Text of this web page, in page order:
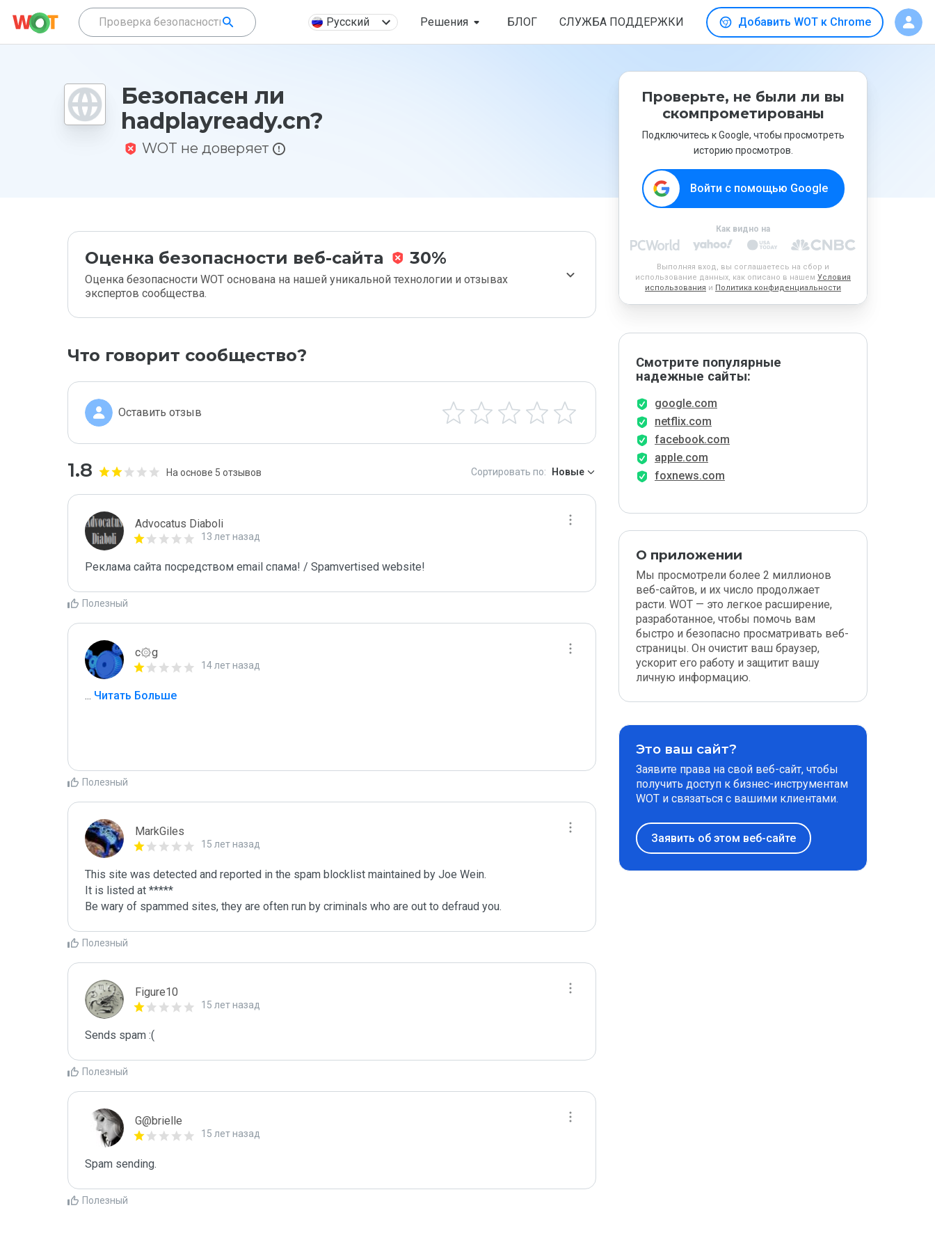
Русский Решения БЛОГ СЛУЖБА ПОДДЕРЖКИ Добавить WOT к Chrome
Безопасен ли
hadplayready.cn?
WOT не доверяет
Оценка безопасности веб-сайта 30%
Оценка безопасности WOT основана на нашей уникальной технологии и отзывах
экспертов сообщества.
Что говорит сообщество?
Оставить отзыв
1.8 На основе 5 отзывов Сортировать по: Новые
Advocatus Diaboli
13 лет назад
Реклама сайта посредством email спама! / Spamvertised website!
Полезный
c۞g
14 лет назад
... Читать Больше
Полезный
MarkGiles
15 лет назад
This site was detected and reported in the spam blocklist maintained by Joe Wein.
It is listed at *****
Be wary of spammed sites, they are often run by criminals who are out to defraud you.
Полезный
Figure10
15 лет назад
Sends spam :(
Полезный
G@brielle
15 лет назад
Spam sending.
Полезный
Проверьте, не были ли вы
скомпрометированы
Подключитесь к Google, чтобы просмотреть
историю просмотров.
Войти с помощью Google
Как видно на
Выполняя вход, вы соглашаетесь на сбор и
использование данных, как описано в нашем Условия
использования и Политика конфиденциальности
Смотрите популярные
надежные сайты:
google.com
netflix.com
facebook.com
apple.com
foxnews.com
О приложении
Мы просмотрели более 2 миллионов
веб-сайтов, и их число продолжает
расти. WOT — это легкое расширение,
разработанное, чтобы помочь вам
быстро и безопасно просматривать веб-
страницы. Он очистит ваш браузер,
ускорит его работу и защитит вашу
личную информацию.
Это ваш сайт?
Заявите права на свой веб-сайт, чтобы
получить доступ к бизнес-инструментам
WOT и связаться с вашими клиентами.
Заявить об этом веб-сайте